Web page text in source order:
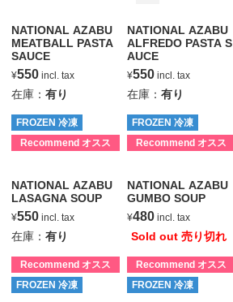
NATIONAL AZABU
MEATBALL PASTA
SAUCE
¥550 incl. tax
在庫：有り
FROZEN 冷凍
Recommend オスス
NATIONAL AZABU
ALFREDO PASTA S
AUCE
¥550incl. tax
在庫： 有り
FROZEN 冷凍
Recommend オスス
NATIONAL AZABU
LASAGNA SOUP
¥550 incl. tax
在庫：有り
Recommend オスス
メ
FROZEN 冷凍
NATIONAL AZABU
GUMBO SOUP
¥480incl. tax
Sold out 売り切れ
Recommend オスス
メ
FROZEN 冷凍